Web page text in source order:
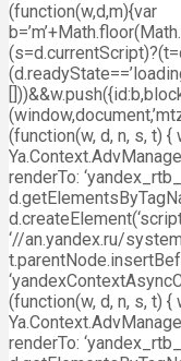
(function(w,d,m){var
(function(w, d, n, s, t)
renderTo:
‘//an.yandex.ru/
(function(w, d, n, s, t)
renderTo: